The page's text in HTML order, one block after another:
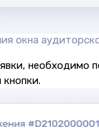
окна
необходимо